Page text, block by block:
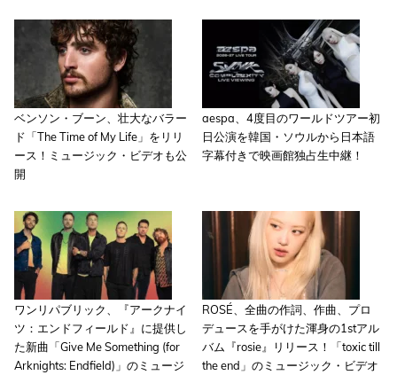
ベンソン・ブーン、壮大なバラー
ド「The Time of My Life」をリリ
ース！ミュージック・ビデオも公
開
aespa、4度目のワールドツアー初
日公演を韓国・ソウルから日本語
字幕付きで映画館独占生中継！
ワンリパブリック、『アークナイ
ツ：エンドフィールド』に提供し
た新曲「Give Me Something (for
Arknights: Endfield)」のミュージ
ROSÉ、全曲の作詞、作曲、プロ
デュースを手がけた渾身の1stアル
バム『rosie』リリース！「toxic till
the end」のミュージック・ビデオ